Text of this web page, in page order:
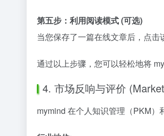
第五步：利用阅读模式 (可选)
当您保存了一篇在线文章后，点击
通过以上步骤，您可以轻松地将
4. 市场反响与评价
mymind 在个人知识管理（PKM）